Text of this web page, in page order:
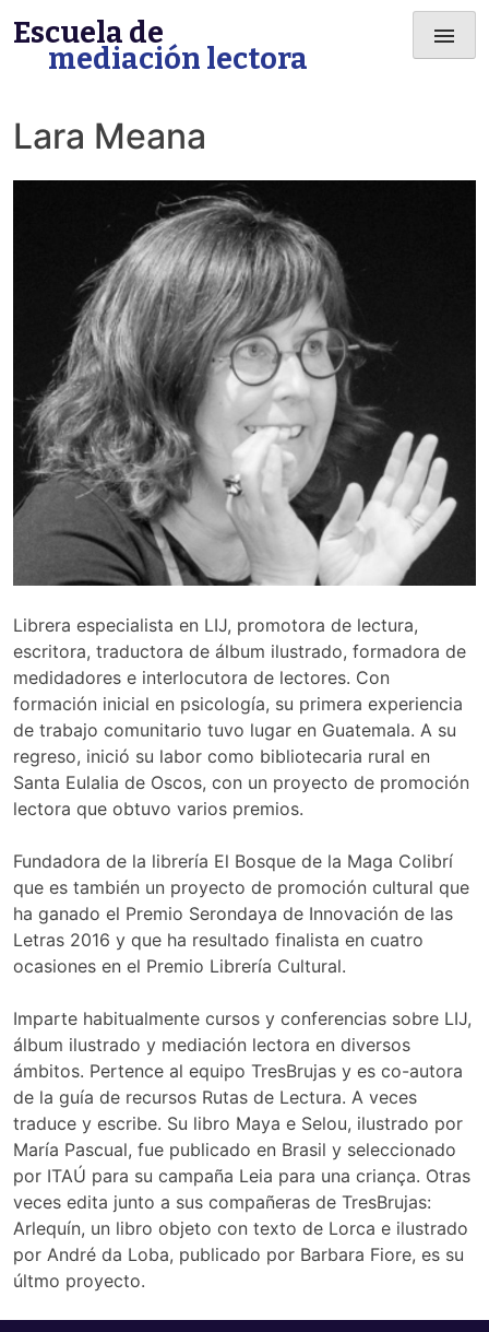
to
content
Escuela de
mediación lectora
menu
Lara Meana
Librera especialista en LIJ, promotora de lectura,
escritora, traductora de álbum ilustrado, formadora de
medidadores e interlocutora de lectores. Con
formación inicial en psicología, su primera experiencia
de trabajo comunitario tuvo lugar en Guatemala. A su
regreso, inició su labor como bibliotecaria rural en
Santa Eulalia de Oscos, con un proyecto de promoción
lectora que obtuvo varios premios.
Fundadora de la librería El Bosque de la Maga Colibrí
que es también un proyecto de promoción cultural que
ha ganado el Premio Serondaya de Innovación de las
Letras 2016 y que ha resultado finalista en cuatro
ocasiones en el Premio Librería Cultural.
Imparte habitualmente cursos y conferencias sobre LIJ,
álbum ilustrado y mediación lectora en diversos
ámbitos. Pertence al equipo TresBrujas y es co-autora
de la guía de recursos Rutas de Lectura. A veces
traduce y escribe. Su libro Maya e Selou, ilustrado por
María Pascual, fue publicado en Brasil y seleccionado
por ITAÚ para su campaña Leia para una criança. Otras
veces edita junto a sus compañeras de TresBrujas:
Arlequín, un libro objeto con texto de Lorca e ilustrado
por André da Loba, publicado por Barbara Fiore, es su
últmo proyecto.